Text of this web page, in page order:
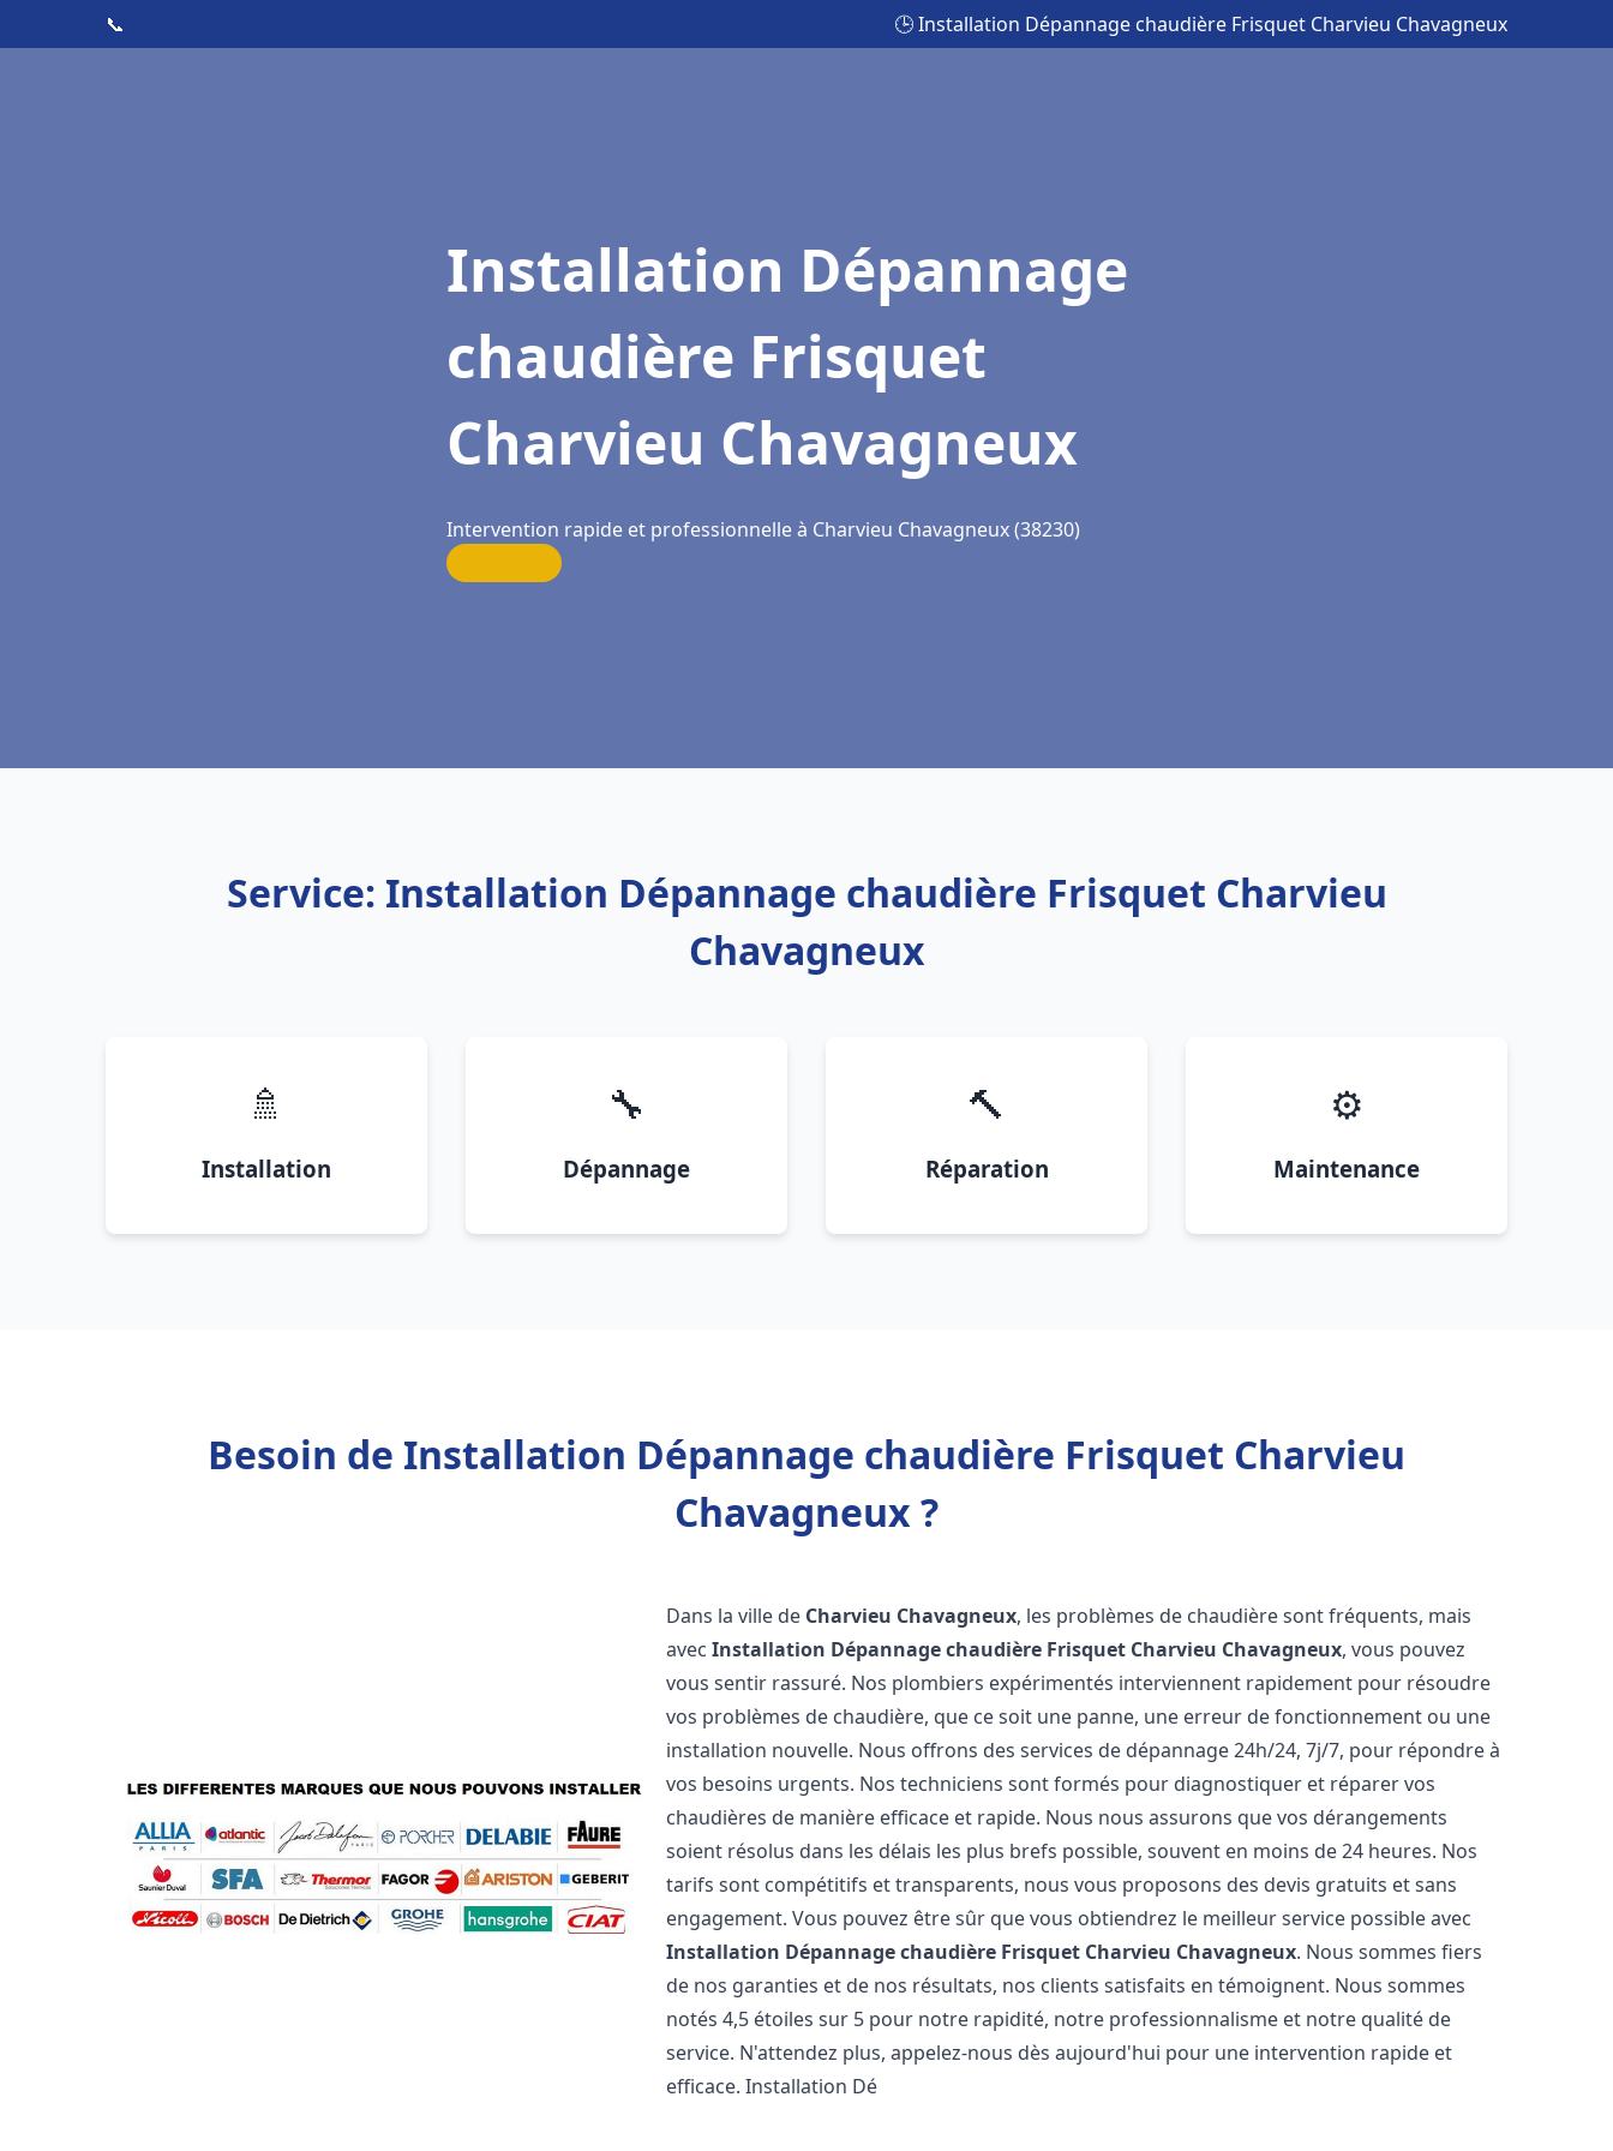
📞 🕒 Installation Dépannage chaudière Frisquet Charvieu Chavagneux
Installation Dépannage
chaudière Frisquet
Charvieu Chavagneux
Intervention rapide et professionnelle à Charvieu Chavagneux (38230)
Service: Installation Dépannage chaudière Frisquet Charvieu
Chavagneux
🚿
Installation
🔧
Dépannage
🔨
Réparation
⚙️
Maintenance
Besoin de Installation Dépannage chaudière Frisquet Charvieu
Chavagneux ?
Dans la ville de Charvieu Chavagneux, les problèmes de chaudière sont fréquents, mais
avecInstallation Dépannage chaudière Frisquet Charvieu Chavagneux, vous pouvez
vous sentir rassuré. Nos plombiers expérimentés interviennent rapidement pour résoudre
vos problèmes de chaudière, que ce soit une panne, une erreur de fonctionnement ou une
installation nouvelle. Nous offrons des services de dépannage 24h/24, 7j/7, pour répondre à
vos besoins urgents. Nos techniciens sont formés pour diagnostiquer et réparer vos
chaudières de manière efficace et rapide. Nous nous assurons que vos dérangements
soient résolus dans les délais les plus brefs possible, souvent en moins de 24 heures. Nos
tarifs sont compétitifs et transparents, nous vous proposons des devis gratuits et sans
engagement. Vous pouvez être sûr que vous obtiendrez le meilleur service possible avec
Installation Dépannage chaudière Frisquet Charvieu Chavagneux. Nous sommes fiers
de nos garanties et de nos résultats, nos clients satisfaits en témoignent. Nous sommes
notés 4,5 étoiles sur 5 pour notre rapidité, notre professionnalisme et notre qualité de
service. N'attendez plus, appelez-nous dès aujourd'hui pour une intervention rapide et
efficace. Installation Dé